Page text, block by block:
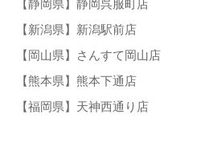
【静岡県】静岡呉服町店
【新潟県】新潟駅前店
【岡山県】さんすて岡山店
【熊本県】熊本下通店
【福岡県】天神西通り店